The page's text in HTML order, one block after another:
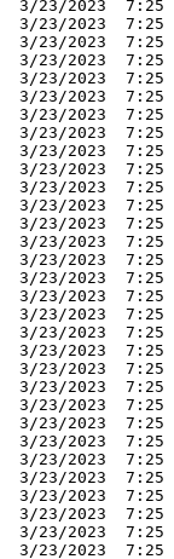
3/23/2023
3/23/2023
3/23/2023
3/23/2023
3/23/2023
3/23/2023
3/23/2023
3/23/2023
3/23/2023
3/23/2023
3/23/2023
3/23/2023
3/23/2023
3/23/2023
3/23/2023
3/23/2023
3/23/2023
3/23/2023
3/23/2023
3/23/2023
3/23/2023
3/23/2023
3/23/2023
3/23/2023
3/23/2023
3/23/2023
3/23/2023
3/23/2023
3/23/2023
3/23/2023
3/23/2023